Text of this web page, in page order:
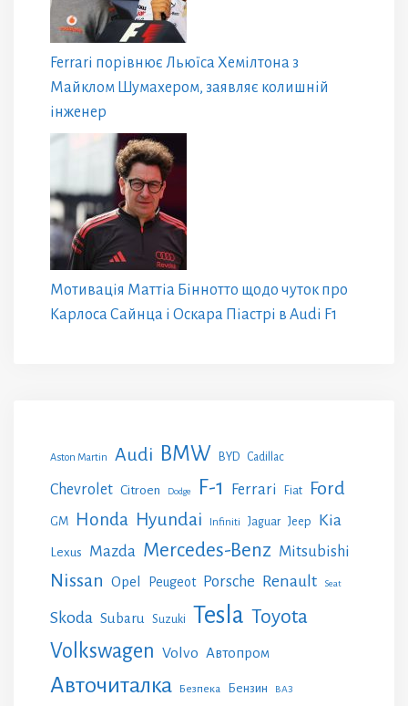
Ferrari порівнює Льюїса Хемілтона з
Майклом Шумахером, заявляє колишній
інженер
Мотивація Маттіа Біннотто щодо чуток про
Карлоса Сайнца і Оскара Піастрі в Audi F1
Aston Martin Audi BMW BYD Cadillac
Chevrolet Citroen Dodge F-1 Ferrari Fiat Ford
GM Honda Hyundai Infiniti Jaguar Jeep Kia
Lexus Mazda Mercedes-Benz Mitsubishi
Nissan Opel Peugeot Porsche Renault Seat
Skoda Subaru Suzuki Tesla Toyota
Volkswagen Volvo Автопром
Авточиталка Безпека Бензин ВАЗ